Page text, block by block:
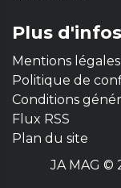
Plus d'infos
Mentions légales
Politique de
Conditions
Flux RSS
Plan du site
JA MAG ©